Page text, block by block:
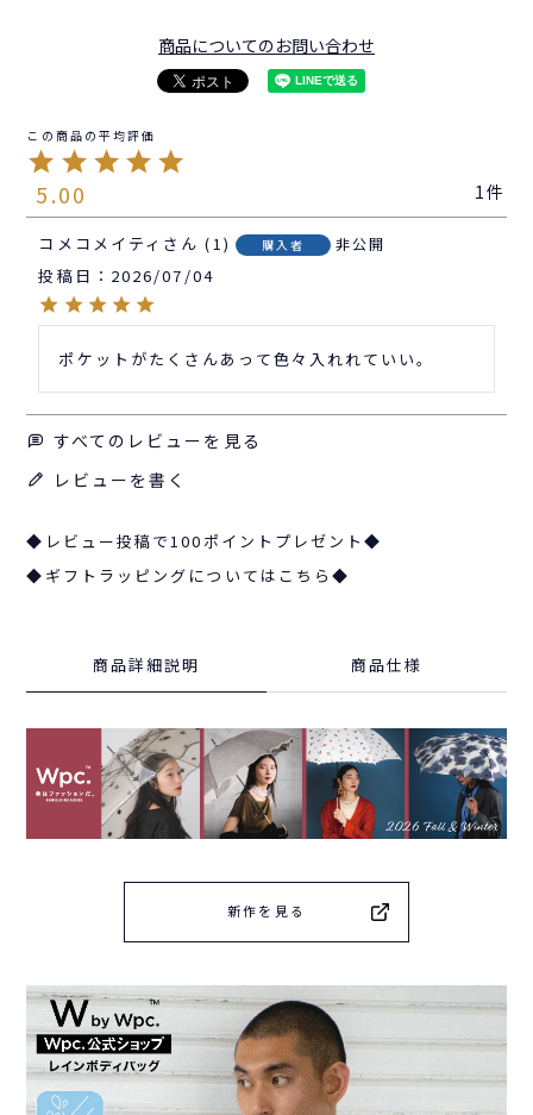
商品についてのお問い合わせ
5.00 1
コメコメイティ 1 購入者 非公開
投稿日 2026/07/04
ポケットがたくさんあって色々入れれていい。
すべてのレビューを見る
レビューを書く
◆レビュー投稿で100ポイントプレゼント◆
◆ギフトラッピングについてはこちら◆
商品詳細説明 商品仕様
新作を見る